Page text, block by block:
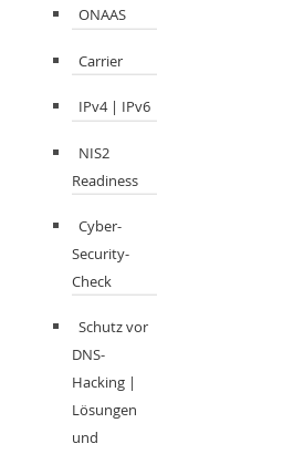
ONAAS
Carrier
IPv4 | IPv6
NIS2
Readiness
Cyber-
Security-
Check
Schutz vor
DNS-
Hacking |
Lösungen
und